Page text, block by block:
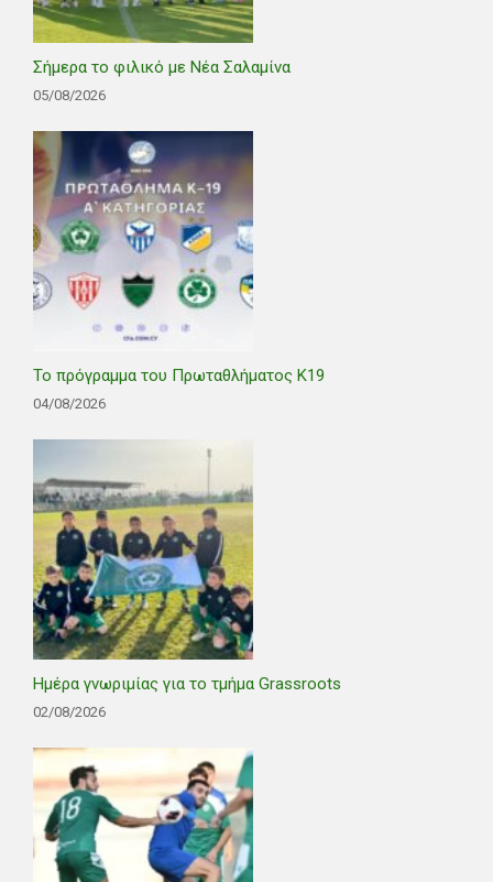
Σήμερα το φιλικό με Νέα Σαλαμίνα
05/08/2026
Το πρόγραμμα του Πρωταθλήματος Κ19
04/08/2026
Ημέρα γνωριμίας για το τμήμα Grassroots
02/08/2026